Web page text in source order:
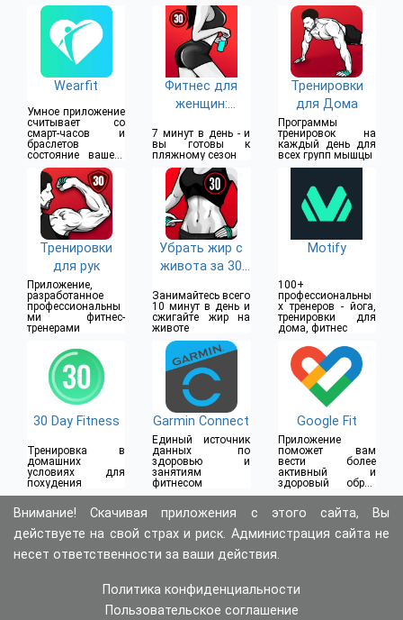
Wearfit
Умное приложение
считывает со
смарт-часов и
браслетов
состояние вашего
организма
Фитнес для
женщин:
7 минут в день - и
вы готовы к
пляжному сезон
Тренировки
для Дома
Программы
тренировок на
каждый день для
всех групп мышцы
Тренировки
для рук
Приложение,
разработанное
профессиональны
ми фитнес-
тренерами
Убрать жир с
живота за 30
Занимайтесь всего
10 минут в день и
сжигайте жир на
животе
Motify
100+
профессиональны
х тренеров - йога,
тренировки для
дома, фитнес
30 Day Fitness
Тренировка в
домашних
условиях для
похудения
Garmin Connect
Единый источник
данных по
здоровью и
занятиям
фитнесом
Google Fit
Приложение
поможет вам
вести более
активный и
здоровый образ
жизни
Внимание! Скачивая приложения с этого сайта, Вы
действуете на свой страх и риск. Администрация сайта не
несет ответственности за ваши действия.
Политика конфиденциальности
Пользовательское соглашение